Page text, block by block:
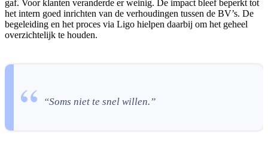
gaf. Voor klanten veranderde er weinig. De impact bleef beperkt tot
het intern goed inrichten van de verhoudingen tussen de BV’s. De
begeleiding en het proces via Ligo hielpen daarbij om het geheel
overzichtelijk te houden.
“Soms niet te snel willen.”